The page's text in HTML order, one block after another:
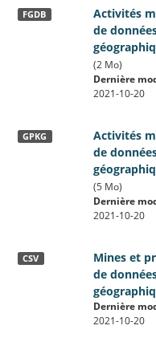
Activités
de
FGDB
(2 Mo)
Dernière
2021-10-20
Activités
de
GPKG
(5 Mo)
Dernière
2021-10-20
Mines et
de
CSV
Dernière
2021-10-20